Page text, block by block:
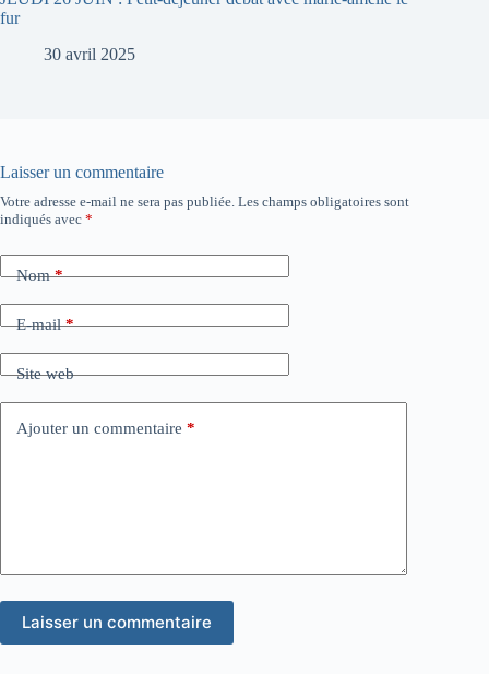
fur
30 avril 2025
Laisser un commentaire
Votre adresse e-mail ne sera pas publiée. Les champs obligatoires sont
indiqués avec *
Nom*
E-mail*
Site web
Ajouter un commentaire *
Laisser un commentaire